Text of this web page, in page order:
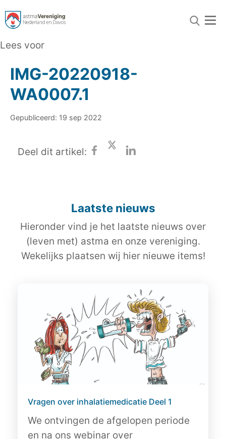
Lees voor
IMG-20220918-
WA0007.1
Gepubliceerd: 19 sep 2022
Deel dit artikel:
Laatste nieuws
Hieronder vind je het laatste nieuws over
(leven met) astma en onze vereniging.
Wekelijks plaatsen wij hier nieuwe items!
Vragen over inhalatiemedicatie Deel 1
We ontvingen de afgelopen periode
en na ons webinar over